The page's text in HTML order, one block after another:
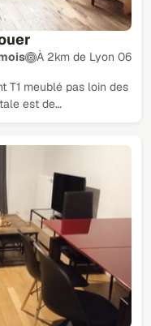
À 2km de Lyon 06
T1 meublé pas loin des
est de…